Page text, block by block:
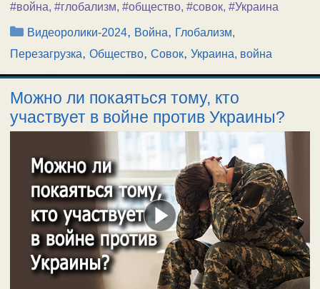
#война, #глобализм, #общество, #совок, #Украина
Рубрики
Видеоролики-2024, Война, Глобализм,
Перезагрузка, Общество, Совок, Украина, война
Можно ли покаяться тому, кто
участвует в войне против Украины?